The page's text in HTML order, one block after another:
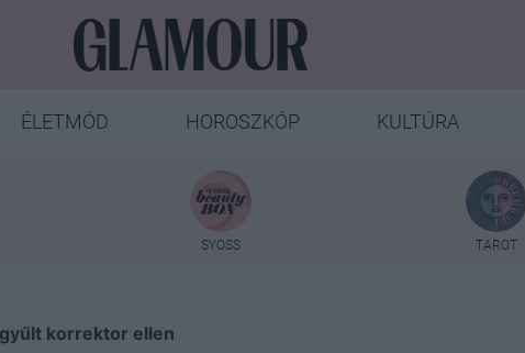
ÉLETMÓD HOROSZKÓP KULTÚRA
SYOSS TAROT
korrektor ellen